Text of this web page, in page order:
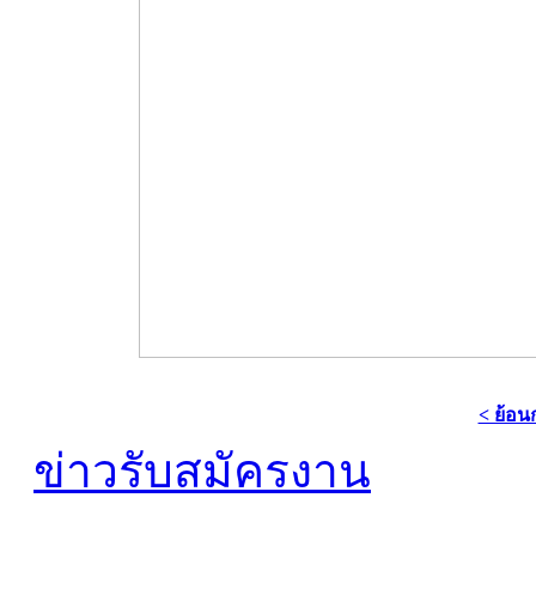
< ย้อน
ข่าวรับสมัครงาน